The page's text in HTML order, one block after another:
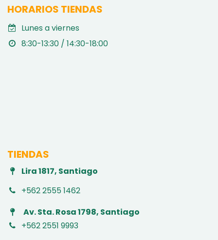
HORARIOS TIENDAS
Lunes a viernes
8:30-13:30 / 14:30-18:00
TIENDAS
Lira 1817, Santiago
+562 2555 1462
Av. Sta. Rosa 1798, Santiago
+562 2551 9993